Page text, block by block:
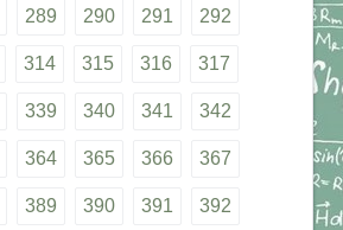
289 290 291 292
314 315 316 317
339 340 341 342
364 365 366 367
389 390 391 392